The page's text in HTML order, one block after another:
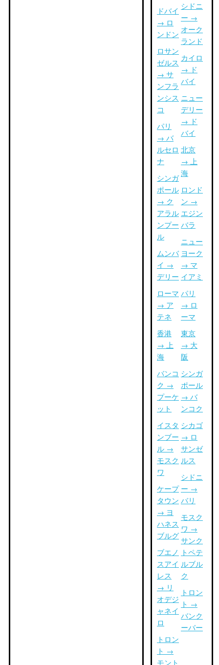
ドバイ
→ ロ
ンドン
ロサン
ゼルス
→ サ
ンフラ
ンシス
コ
パリ
→ バ
ルセロ
ナ
シンガ
ポール
→ ク
アラル
ンプー
ル
ムンバ
イ →
デリー
ローマ
→ ア
テネ
香港
→ 上
海
バンコ
ク →
プーケ
ット
イスタ
ンブー
ル →
モスク
ワ
ケープ
タウン
→ ヨ
ハネス
ブルグ
ブエノ
スアイ
レス
→ リ
オデジ
ャネイ
ロ
トロン
ト →
モント
シドニ
ー →
オーク
ランド
カイロ
→ ド
バイ
ニュー
デリー
→ ド
バイ
北京
→ 上
海
ロンド
ン →
エジン
バラ
ニュー
ヨーク
→ マ
イアミ
パリ
→ ロ
ーマ
東京
→ 大
阪
シンガ
ポール
→ バ
ンコク
シカゴ
→ ロ
サンゼ
ルス
シドニ
ー →
バリ
モスク
ワ →
サンク
トペテ
ルブル
ク
トロン
ト →
バンク
ーバー